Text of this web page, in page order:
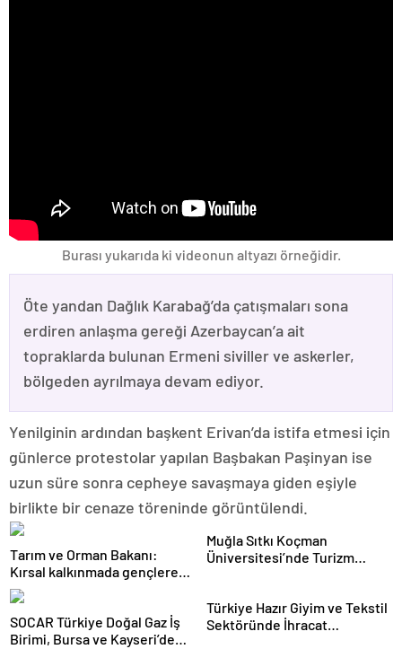
Burası yukarıda ki videonun altyazı örneğidir.
Öte yandan Dağlık Karabağ’da çatışmaları sona
erdiren anlaşma gereği Azerbaycan’a ait
topraklarda bulunan Ermeni siviller ve askerler,
bölgeden ayrılmaya devam ediyor.
Yenilginin ardından başkent Erivan’da istifa etmesi için
günlerce protestolar yapılan Başbakan Paşinyan ise
uzun süre sonra cepheye savaşmaya giden eşiyle
birlikte bir cenaze töreninde görüntülendi.
Tarım ve Orman Bakanı:
Kırsal kalkınmada gençlere
ve kadınlara pozitif ayrımcılık
yapıyoruz
Muğla Sıtkı Koçman
Üniversitesi’nde Turizm
SOCAR Türkiye Doğal Gaz İş
Birimi, Bursa ve Kayseri’de
Türkiye Hazır Giyim ve Tekstil
Sektöründe İhracat